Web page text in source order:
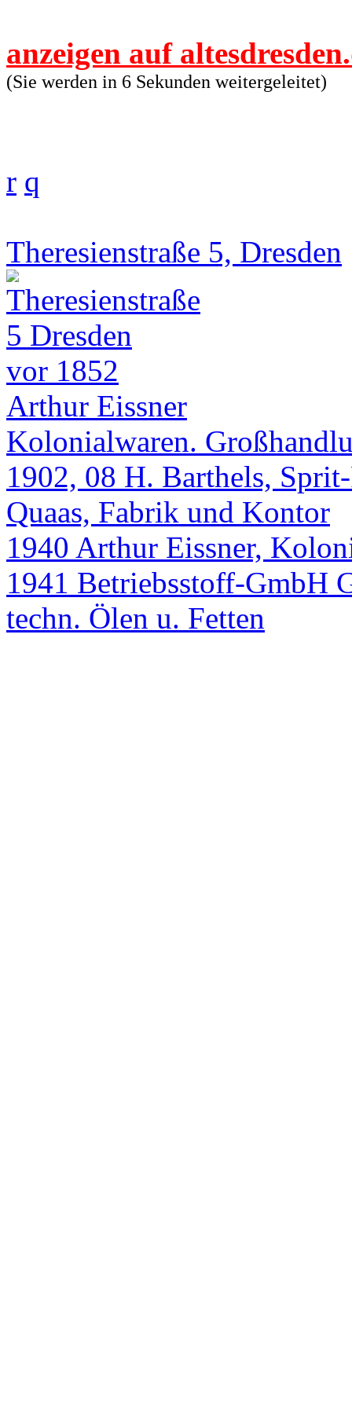
anzeigen auf
(Sie werden in 6 Sekunden weitergeleitet)
r q
Theresienstraße 5, Dresden
vor 1852
Arthur Eissner
Kolonialwaren.
1902, 08 H. Barthels,
Quaas, Fabrik und Kontor
1940 Arthur Eissner,
1941 Betriebsstoff-GmbH
techn. Ölen u. Fetten